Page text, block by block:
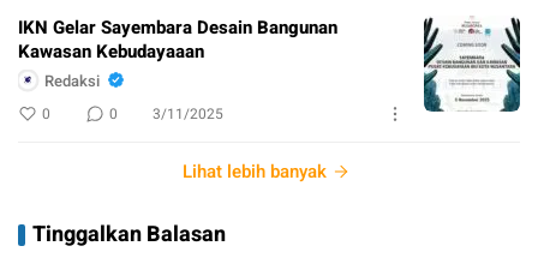
IKN Gelar Sayembara Desain Bangunan
Kawasan Kebudayaaan
Redaksi
0 0 3/11/2025
Lihat lebih banyak
Tinggalkan Balasan